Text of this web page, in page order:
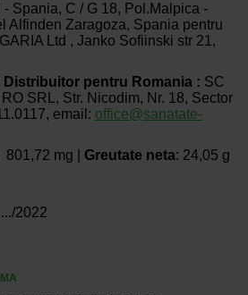
- Spania, C / G 18, Pol.Malpica -
Alfinden Zaragoza, Spania pentru
Ltd , Janko Sofiinski str 21,
pentru Romania : SC
SRL, Str. Nicodim, Nr. 18, Sector
email: office@sanatate-
mg | Greutate neta: 24,05 g
2022